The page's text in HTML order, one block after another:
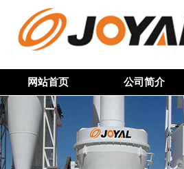
网站首页 公司简介